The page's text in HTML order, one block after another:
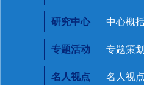
研究中心 中心概
专题活动 专题策划
名人视点 名人视点